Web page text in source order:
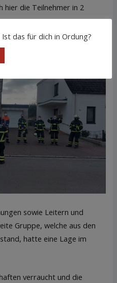
hier die Teilnehmer in 2
sowie Leitern und
Gruppe, welche aus den
hatte eine Lage im
verraucht und die
das für dich in Ordung?